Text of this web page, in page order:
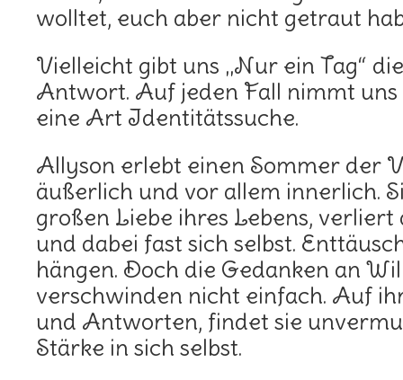
wolltet, euch aber nicht getraut
Vielleicht gibt uns „Nur ein Tag“
Antwort. Auf jeden Fall nimmt
eine Art Identitätssuche.
Allyson erlebt einen Sommer der
äußerlich und vor allem innerlich.
großen Liebe ihres Lebens, verliert
und dabei fast sich selbst.
hängen. Doch die Gedanken an
verschwinden nicht einfach. Auf
und Antworten, findet sie
Stärke in sich selbst.